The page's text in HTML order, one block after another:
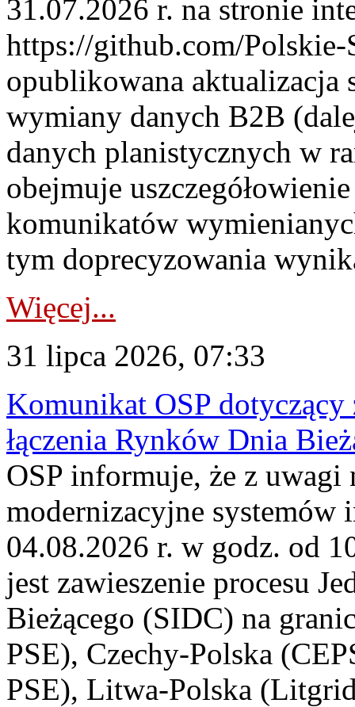
31.07.2026 r. na stronie
https://github.com/Polskie-
opublikowana aktualizacja
wymiany danych B2B
danych planistycznych w
obejmuje
komunikatów
tym doprecyzowania
Więcej...
31 lipca 2026, 07:33
Komunikat OSP dotyczący
łączenia Rynków Dnia
OSP informuje, że z uwagi
modernizacyjne
04.08.2026 r. w godz. od
jest zawieszenie procesu
Bieżącego (SIDC) na
PSE), Czechy-Polska
PSE), Litwa-Polska